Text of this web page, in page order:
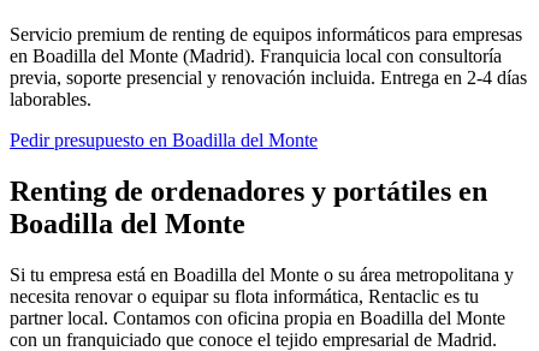
Servicio premium de renting de equipos informáticos para empresas
en Boadilla del Monte (Madrid). Franquicia local con consultoría
previa, soporte presencial y renovación incluida. Entrega en 2-4 días
laborables.
Pedir presupuesto en Boadilla del Monte
Renting de ordenadores y portátiles en
Boadilla del Monte
Si tu empresa está en Boadilla del Monte o su área metropolitana y
necesita renovar o equipar su flota informática, Rentaclic es tu
partner local. Contamos con oficina propia en Boadilla del Monte
con un franquiciado que conoce el tejido empresarial de Madrid.